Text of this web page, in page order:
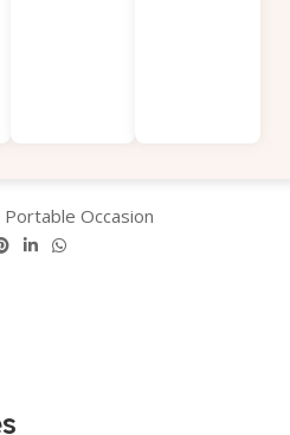
Portable Occasion